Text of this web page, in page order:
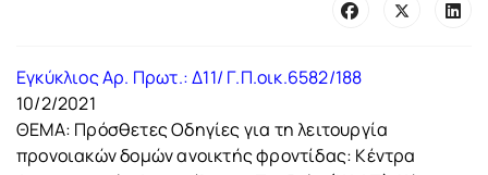
Εγκύκλιος Αρ. Πρωτ.: Δ11/ Γ.Π.οικ.6582/188
10/2/2021
ΘΕΜΑ: Πρόσθετες Οδηγίες για τη λειτουργία
προνοιακών δομών ανοικτής φροντίδας: Κέντρα